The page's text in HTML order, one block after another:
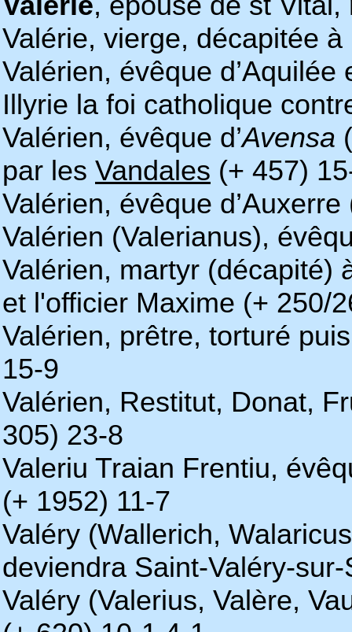
Valérie, vierge, décapitée
Valérien, évêque
Illyrie la foi catholique
Valérien, évêque d’Avensa
par les Vandales (+ 457)
Valérien, évêque
Valérien (Valerianus),
Valérien, martyr (décapité)
et l'officier Maxime (+ 250/
Valérien, prêtre, torturé
15-9
Valérien, Restitut, Donat,
305) 23-8
Valeriu Traian Frentiu,
(+ 1952) 11-7
Valéry (Wallerich,
deviendra Saint-Valéry-
Valéry (Valerius, Valère,